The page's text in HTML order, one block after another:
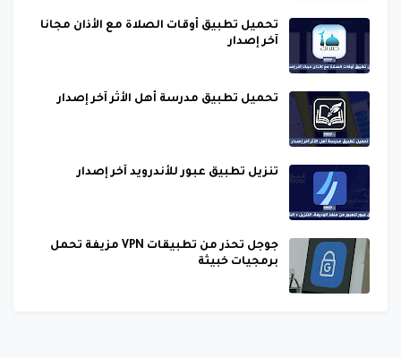
تحميل تطبيق أوقات الصلاة مع الأذان مجانا
آخر إصدار
تحميل تطبيق مدرسة أهل الأثر آخر إصدار
تنزيل تطبيق عبور للأندرويد آخر إصدار
جوجل تحذر من تطبيقات VPN مزيفة تحمل
برمجيات خبيثة